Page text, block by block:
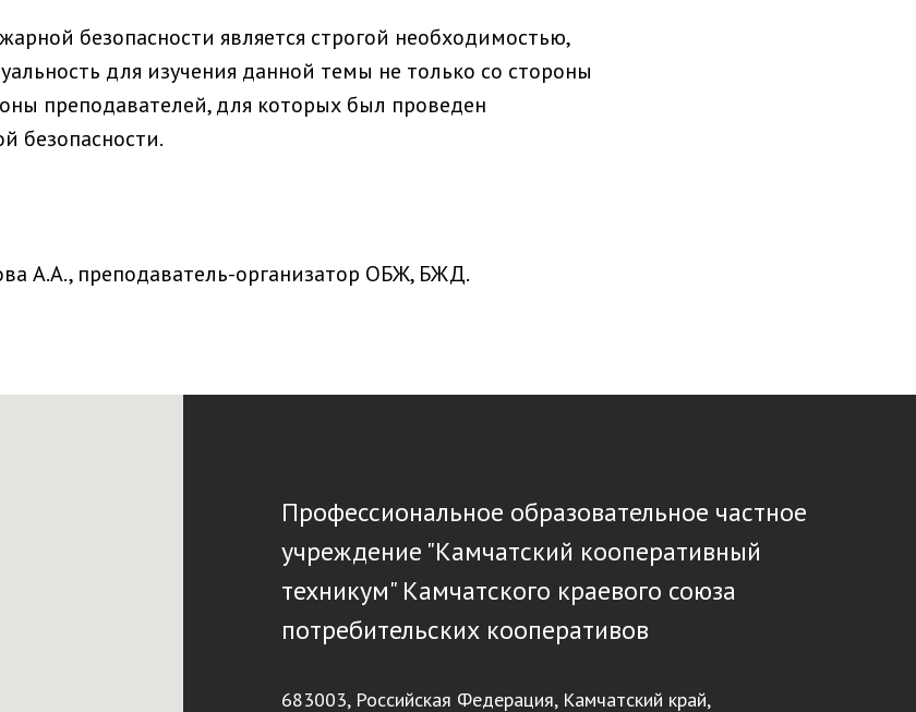
безопасности является строгой необходимостью,
для изучения данной темы не только со стороны
преподавателей, для которых был проведен
безопасности.
А.А., преподаватель-организатор ОБЖ, БЖД.
Профессиональное образовательное частное
учреждение "Камчатский кооперативный
техникум" Камчатского краевого союза
потребительских кооперативов
683003, Российская Федерация, Камчатский край,